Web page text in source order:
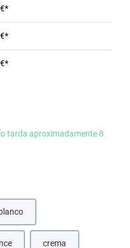
tarda aproximadamente 8
está disponible en este momento.)
blanco(Esta opción no está disponible en
crema